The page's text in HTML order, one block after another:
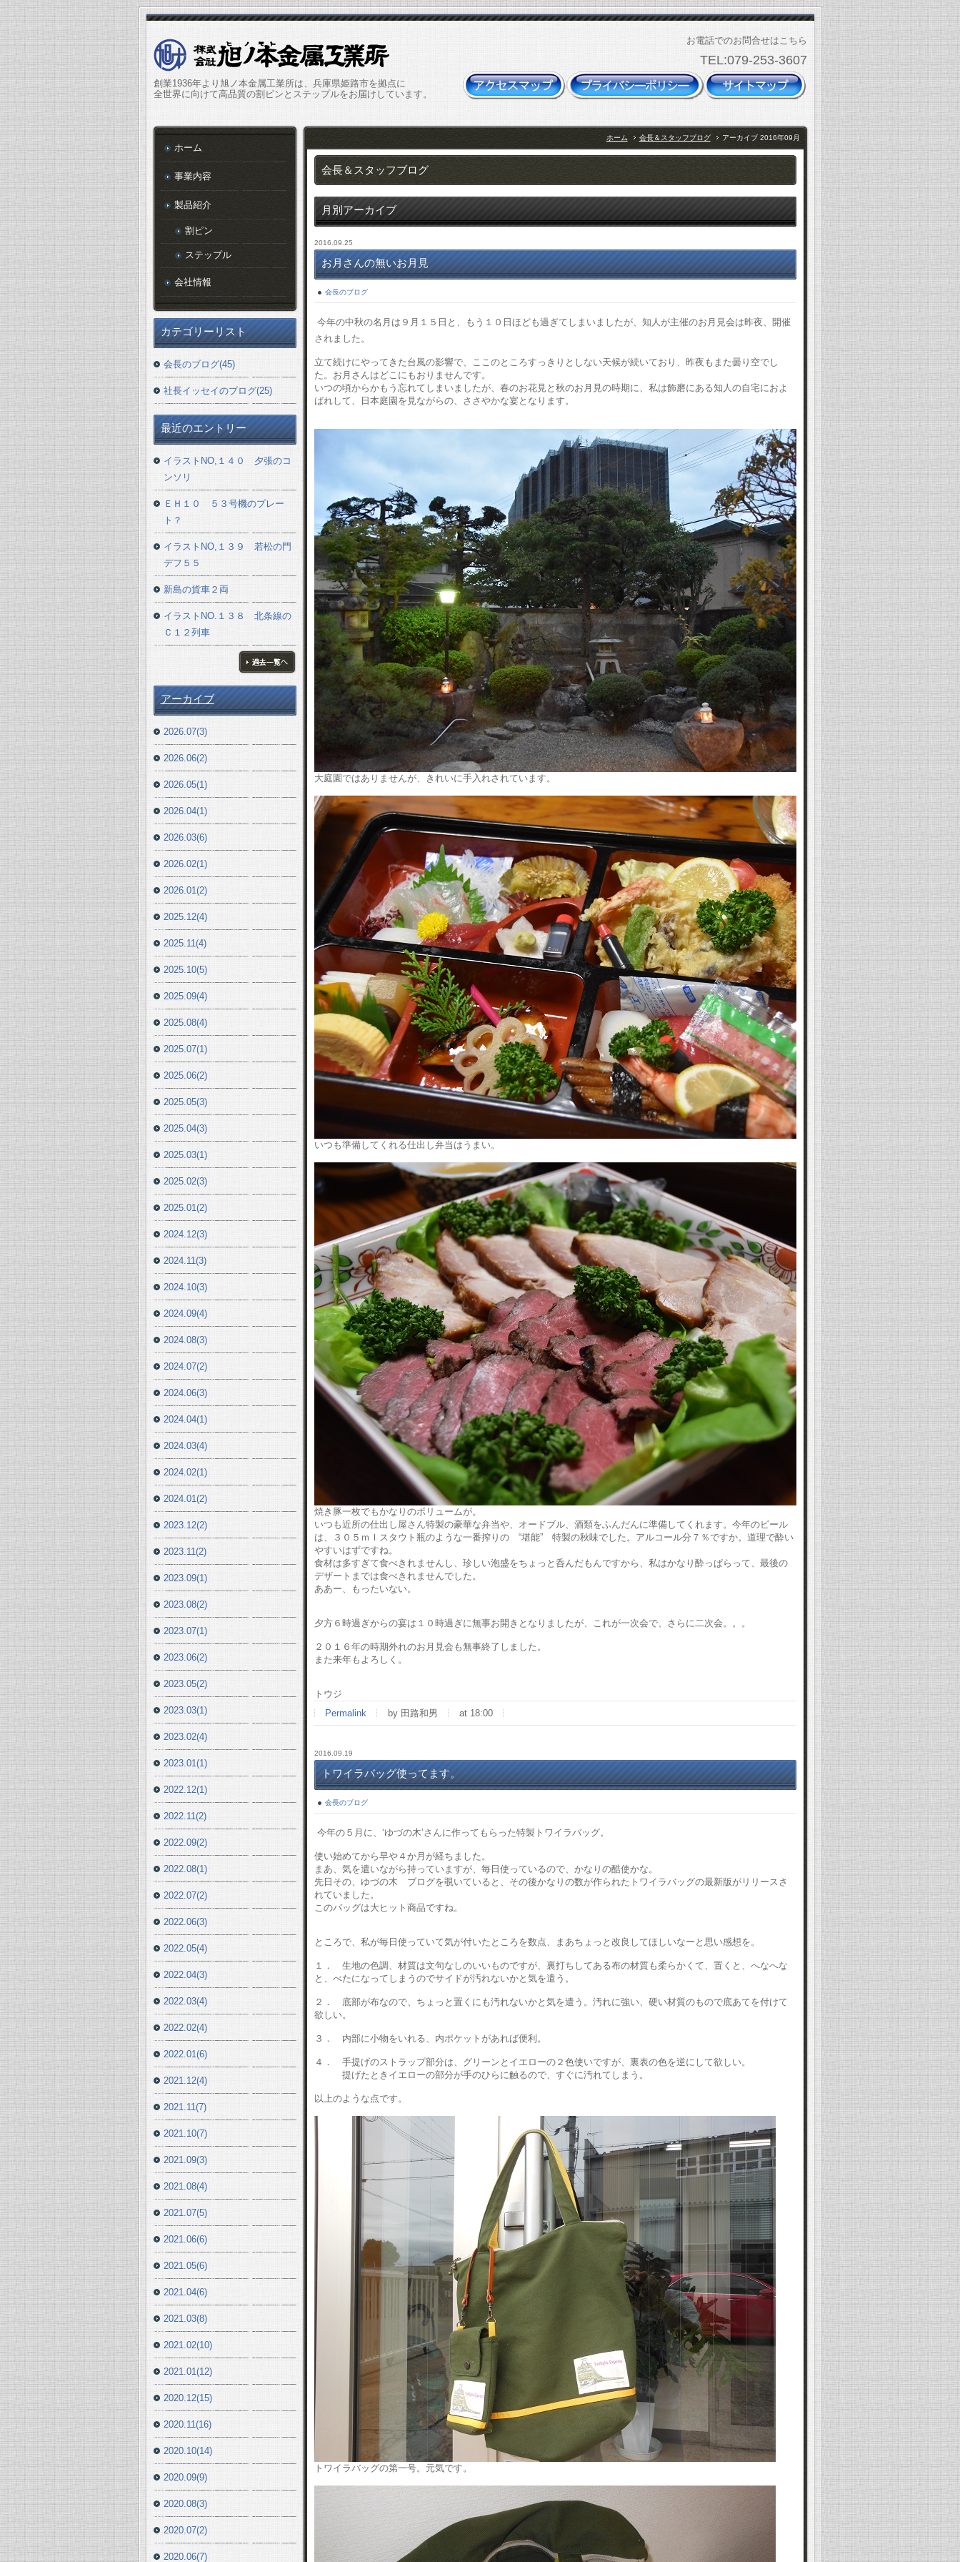
創業1936年より旭ノ本金属工業所は、兵庫県姫路市を拠点に
全世界に向けて高品質の割ピンとステップルをお届けしています。
お電話でのお問合せはこちら
TEL:079-253-3607
ホーム 会長＆スタッフブログ アーカイブ 2016年09月
会長＆スタッフブログ
月別アーカイブ
2016.09.25
お月さんの無いお月見
会長のブログ
今年の中秋の名月は９月１５日と、もう１０日ほども過ぎてしまいましたが、知人が主催のお月見会は昨夜、開催
されました。
立て続けにやってきた台風の影響で、ここのところすっきりとしない天候が続いており、昨夜もまた曇り空でし
た。お月さんはどこにもおりませんです。
いつの頃からかもう忘れてしまいましたが、春のお花見と秋のお月見の時期に、私は飾磨にある知人の自宅におよ
ばれして、日本庭園を見ながらの、ささやかな宴となります。
大庭園ではありませんが、きれいに手入れされています。
いつも準備してくれる仕出し弁当はうまい。
焼き豚一枚でもかなりのボリュームが。
いつも近所の仕出し屋さん特製の豪華な弁当や、オードブル、酒類をふんだんに準備してくれます。今年のビール
は、３０５ｍｌスタウト瓶のような一番搾りの “堪能” 特製の秋味でした。アルコール分７％ですか。道理で酔い
やすいはずですね。
食材は多すぎて食べきれませんし、珍しい泡盛をちょっと呑んだもんですから、私はかなり酔っぱらって、最後の
デザートまでは食べきれませんでした。
ああー、もったいない。
夕方６時過ぎからの宴は１０時過ぎに無事お開きとなりましたが、これが一次会で、さらに二次会。。。
２０１６年の時期外れのお月見会も無事終了しました。
また来年もよろしく。
トウジ
Permalink
by 田路和男 at 18:00
2016.09.19
トワイラバッグ使ってます。
会長のブログ
今年の５月に、‘ゆづの木’さんに作ってもらった特製トワイラバッグ。
使い始めてから早や４か月が経ちました。
まあ、気を遣いながら持っていますが、毎日使っているので、かなりの酷使かな。
先日その、ゆづの木 ブログを覗いていると、その後かなりの数が作られたトワイラバッグの最新版がリリースさ
れていました。
このバッグは大ヒット商品ですね。
ところで、私が毎日使っていて気が付いたところを数点、まあちょっと改良してほしいなーと思い感想を。
１． 生地の色調、材質は文句なしのいいものですが、裏打ちしてある布の材質も柔らかくて、置くと、へなへな
と、べたになってしまうのでサイドが汚れないかと気を遣う。
２． 底部が布なので、ちょっと置くにも汚れないかと気を遣う。汚れに強い、硬い材質のもので底あてを付けて
欲しい。
３． 内部に小物をいれる、内ポケットがあれば便利。
４． 手提げのストラップ部分は、グリーンとイエローの２色使いですが、裏表の色を逆にして欲しい。
提げたときイエローの部分が手のひらに触るので、すぐに汚れてしまう。
以上のような点です。
トワイラバッグの第一号。元気です。
ホーム
事業内容
製品紹介
割ピン
ステップル
会社情報
カテゴリーリスト
会長のブログ(45)
社長イッセイのブログ(25)
最近のエントリー
イラストNO,１４０ 夕張のコ
ンソリ
ＥＨ１０ ５３号機のプレー
ト？
イラストNO,１３９ 若松の門
デフ５５
新島の貨車２両
イラストNO.１３８ 北条線の
Ｃ１２列車
アーカイブ
2026.07(3)
2026.06(2)
2026.05(1)
2026.04(1)
2026.03(6)
2026.02(1)
2026.01(2)
2025.12(4)
2025.11(4)
2025.10(5)
2025.09(4)
2025.08(4)
2025.07(1)
2025.06(2)
2025.05(3)
2025.04(3)
2025.03(1)
2025.02(3)
2025.01(2)
2024.12(3)
2024.11(3)
2024.10(3)
2024.09(4)
2024.08(3)
2024.07(2)
2024.06(3)
2024.04(1)
2024.03(4)
2024.02(1)
2024.01(2)
2023.12(2)
2023.11(2)
2023.09(1)
2023.08(2)
2023.07(1)
2023.06(2)
2023.05(2)
2023.03(1)
2023.02(4)
2023.01(1)
2022.12(1)
2022.11(2)
2022.09(2)
2022.08(1)
2022.07(2)
2022.06(3)
2022.05(4)
2022.04(3)
2022.03(4)
2022.02(4)
2022.01(6)
2021.12(4)
2021.11(7)
2021.10(7)
2021.09(3)
2021.08(4)
2021.07(5)
2021.06(6)
2021.05(6)
2021.04(6)
2021.03(8)
2021.02(10)
2021.01(12)
2020.12(15)
2020.11(16)
2020.10(14)
2020.09(9)
2020.08(3)
2020.07(2)
2020.06(7)